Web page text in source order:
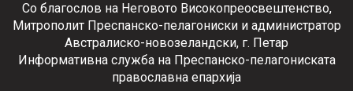
Со благослов на Неговото Високопреосвештенство,
Митрополит Преспанско-пелагониски и администратор
Австралиско-новозеландски, г. Петар
Информативна служба на Преспанско-пелагониската
православна епархија